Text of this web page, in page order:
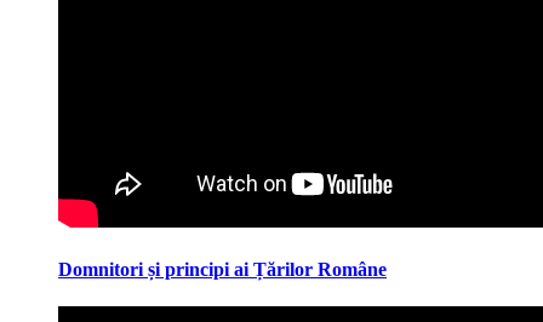
Domnitori și principi ai Țărilor Române